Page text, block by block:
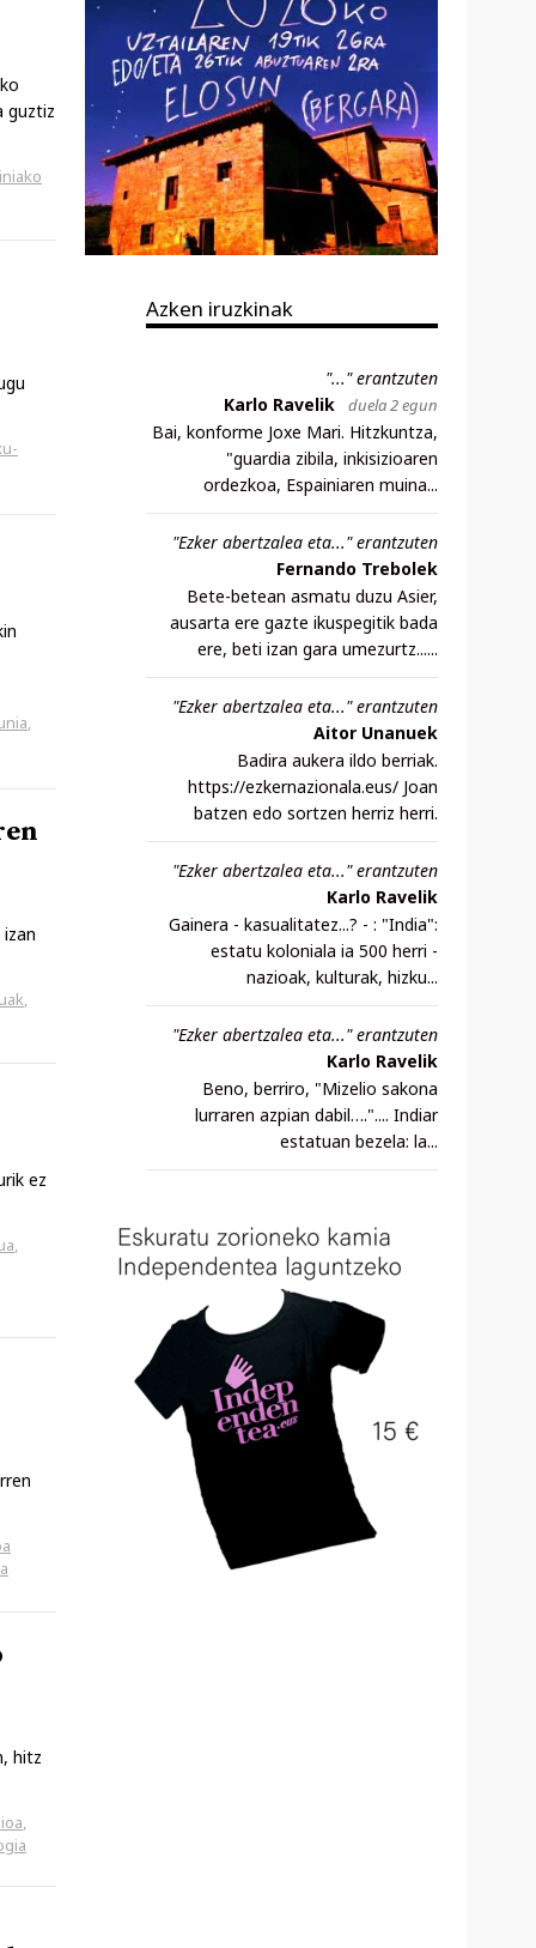
guztiz
,
,
ez
,
hitz
,
Azken iruzkinak
"..." erantzuten
Karlo Ravelik
duela 2 egun
Bai, konforme Joxe Mari. Hitzkuntza,
"guardia zibila, inkisizioaren
ordezkoa, Espainiaren muina...
"Ezker abertzalea eta..." erantzuten
Fernando Trebolek
Bete-betean asmatu duzu Asier,
ausarta ere gazte ikuspegitik bada
ere, beti izan gara umezurtz......
"Ezker abertzalea eta..." erantzuten
Aitor Unanuek
Badira aukera ildo berriak.
https://ezkernazionala.eus/ Joan
batzen edo sortzen herriz herri.
"Ezker abertzalea eta..." erantzuten
Karlo Ravelik
Gainera - kasualitatez...? - : "India":
estatu koloniala ia 500 herri -
nazioak, kulturak, hizku...
"Ezker abertzalea eta..." erantzuten
Karlo Ravelik
Beno, berriro, "Mizelio sakona
lurraren azpian dabil….".... Indiar
estatuan bezela: la...